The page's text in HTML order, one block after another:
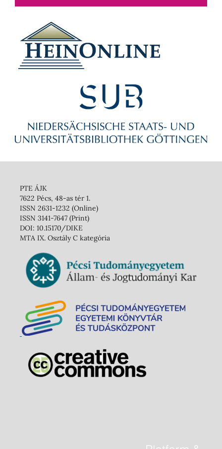
PTE ÁJK
7622 Pécs, 48-as tér 1.
ISSN 2631-1232 (Online)
ISSN 3141-7647 (Print)
DOI: 10.15170/DIKE
MTA IX. Osztály C kategória